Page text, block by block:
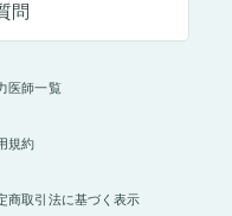
問
医師一覧
規約
商取引法に基づく表示